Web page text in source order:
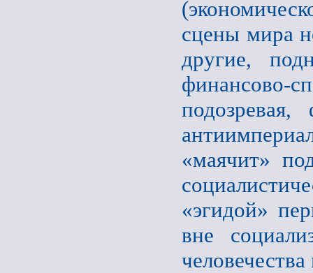
сцены мира
другие,
финансово-
«маячит»
«эгидой»
вне